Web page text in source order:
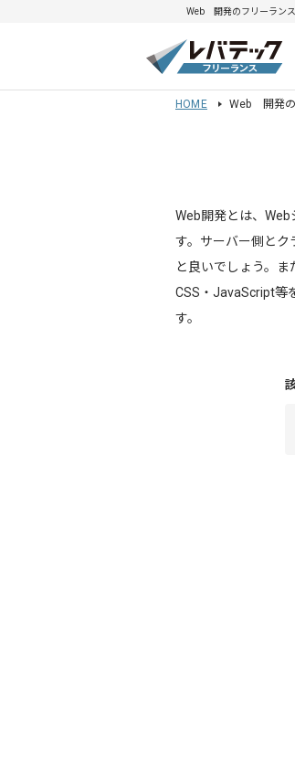
Web 開発のフリーラン
HOME Web 開発
Web開発とは、
す。サーバー側とク
と良いでしょう。
CSS・JavaScript等
す。